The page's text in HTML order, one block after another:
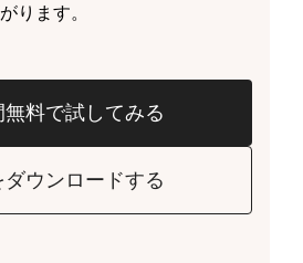
ります。
無料で試してみる
ダウンロードする